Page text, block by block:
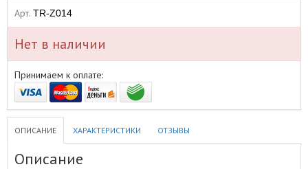
Арт. TR-Z014
Нет в наличии
Принимаем к оплате:
ОПИСАНИЕ ХАРАКТЕРИСТИКИ ОТЗЫВЫ
Описание